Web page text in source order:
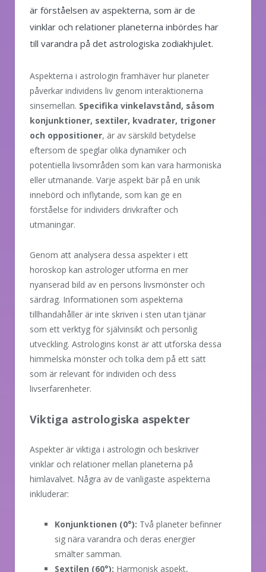
är förståelsen av aspekterna, som är de
vinklar och relationer planeterna inbördes har
till varandra på det astrologiska zodiakhjulet.
Aspekterna i astrologin framhäver hur planeter
påverkar individens liv genom interaktionerna
sinsemellan. Specifika vinkelavstånd, såsom
konjunktioner, sextiler, kvadrater, trigoner
och oppositioner, är av särskild betydelse
eftersom de speglar olika dynamiker och
potentiella livsområden som kan vara harmoniska
eller utmanande. Varje aspekt bär på en unik
innebörd och inflytande, som kan ge en
förståelse för individers drivkrafter och
utmaningar.
Genom att analysera dessa aspekter i ett
horoskop kan astrologer utforma en mer
nyanserad bild av en persons livsmönster och
särdrag. Informationen som aspekterna
tillhandahåller är inte skriven i sten utan tjänar
som ett verktyg för självinsikt och personlig
utveckling. Astrologins konst är att utforska dessa
himmelska mönster och tolka dem på ett sätt
som är relevant för individen och dess
livserfarenheter.
Viktiga astrologiska aspekter
Aspekter är viktiga i astrologin och beskriver
vinklar och relationer mellan planeterna på
himlavalvet. Några av de vanligaste aspekterna
inkluderar:
Konjunktionen (0°): Två planeter befinner
sig nära varandra och deras energier
smälter samman.
Sextilen (60°): Harmonisk aspekt,